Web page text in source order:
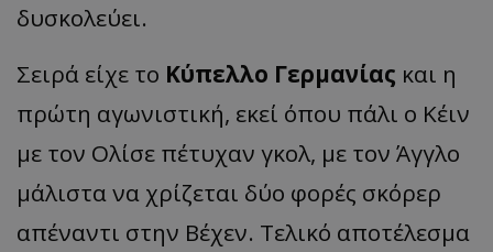
δυσκολεύει.
Σειρά είχε το Κύπελλο Γερμανίας και η
πρώτη αγωνιστική, εκεί όπου πάλι ο Κέιν
με τον Ολίσε πέτυχαν γκολ, με τον Άγγλο
μάλιστα να χρίζεται δύο φορές σκόρερ
απέναντι στην Βέχεν. Τελικό αποτέλεσμα